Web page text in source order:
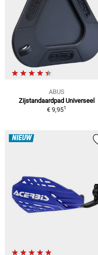
ABUS
Zijstandaardpad Universeel
€ 9,951
NIEUW